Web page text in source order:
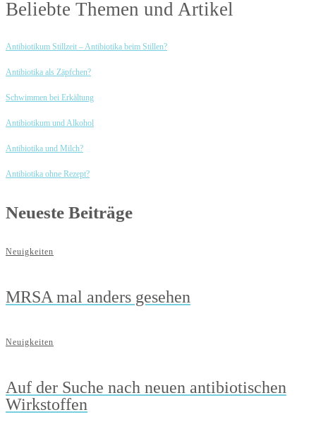
Beliebte Themen und Artikel
Antibiotikum Stillzeit – Antibiotika beim Stillen?
Antibiotika als Zäpfchen?
Schwimmen bei Erkältung
Antibiotikum und Alkohol
Antibiotika und Milch?
Antibiotika ohne Rezept?
Neueste Beiträge
Neuigkeiten
MRSA mal anders gesehen
Neuigkeiten
Auf der Suche nach neuen antibiotischen
Wirkstoffen